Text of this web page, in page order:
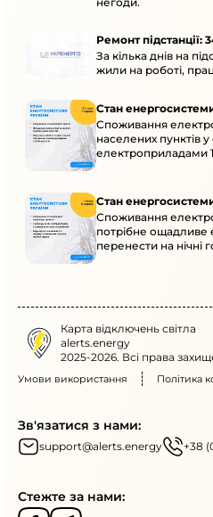
Ремонт підстанції:
За кілька днів на
жили на роботі,
Стан
Споживання
населених пунктів
електроприладами
Стан
Споживання
потрібне ощадливе
перенести на нічні
Карта відключень світла
alerts.energy
2025-2026. Всі права
Умови використання Політика
Зв'язатися з нами:
support@alerts.energy +38
Стежте за нами: